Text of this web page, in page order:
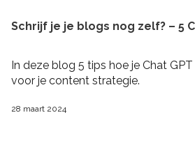
Schrijf je je blogs nog zelf? – 5
In deze blog 5 tips hoe je Chat
voor je content strategie.
28 maart 2024